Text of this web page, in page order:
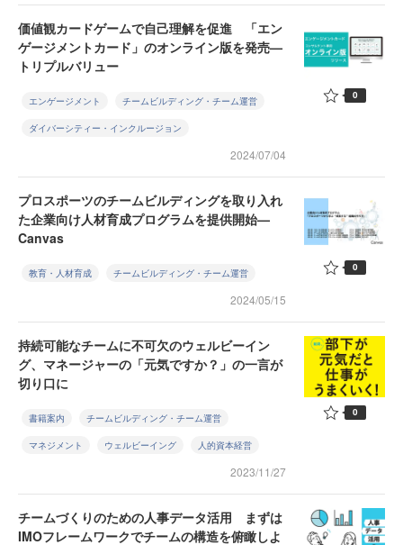
価値観カードゲームで自己理解を促進 「エン
ゲージメントカード」のオンライン版を発売—
トリプルバリュー
エンゲージメント チームビルディング・チーム運営
ダイバーシティー・インクルージョン
2024/07/04
0
プロスポーツのチームビルディングを取り入れ
た企業向け人材育成プログラムを提供開始—
Canvas
教育・人材育成 チームビルディング・チーム運営
2024/05/15
0
持続可能なチームに不可欠のウェルビーイン
グ、マネージャーの「元気ですか？」の一言が
切り口に
書籍案内 チームビルディング・チーム運営
マネジメント ウェルビーイング 人的資本経営
2023/11/27
0
チームづくりのための人事データ活用 まずは
IMOフレームワークでチームの構造を俯瞰しよ